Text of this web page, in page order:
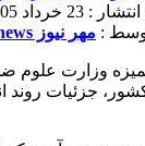
: مهر نیوز mehrnews
وزارت علوم
جزئیات روند